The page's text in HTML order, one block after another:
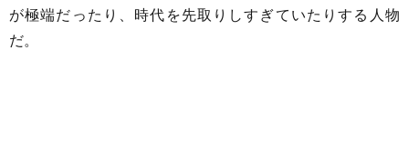
が極端だったり、時代を先取りしすぎていたりする人物
だ。